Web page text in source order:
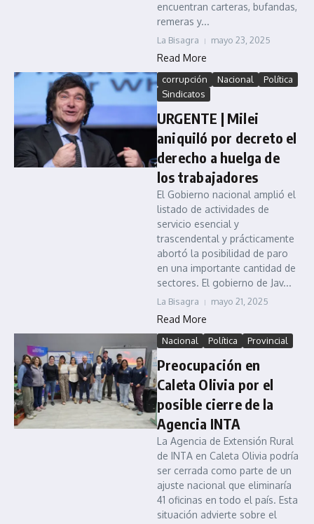
encuentran carteras, bufandas,
remeras y...
La Bisagra mayo 23, 2025
Read More
corrupción Nacional
Política
Sindicatos
URGENTE | Milei
aniquiló por decreto el
derecho a huelga de
los trabajadores
El Gobierno nacional amplió el
listado de actividades de
servicio esencial y
trascendental y prácticamente
abortó la posibilidad de paro
en una importante cantidad de
sectores. El gobierno de Jav...
La Bisagra mayo 21, 2025
Read More
Nacional Política Provincial
Preocupación en
Caleta Olivia por el
posible cierre de la
Agencia INTA
La Agencia de Extensión Rural
de INTA en Caleta Olivia podría
ser cerrada como parte de un
ajuste nacional que eliminaría
41 oficinas en todo el país. Esta
situación advierte sobre el